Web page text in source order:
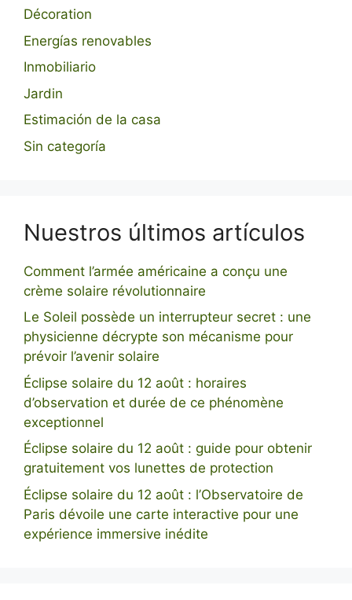
Décoration
Energías renovables
Inmobiliario
Jardin
Estimación de la casa
Sin categoría
Nuestros últimos artículos
Comment l’armée américaine a conçu une
crème solaire révolutionnaire
Le Soleil possède un interrupteur secret : une
physicienne décrypte son mécanisme pour
prévoir l’avenir solaire
Éclipse solaire du 12 août : horaires
d’observation et durée de ce phénomène
exceptionnel
Éclipse solaire du 12 août : guide pour obtenir
gratuitement vos lunettes de protection
Éclipse solaire du 12 août : l’Observatoire de
Paris dévoile une carte interactive pour une
expérience immersive inédite